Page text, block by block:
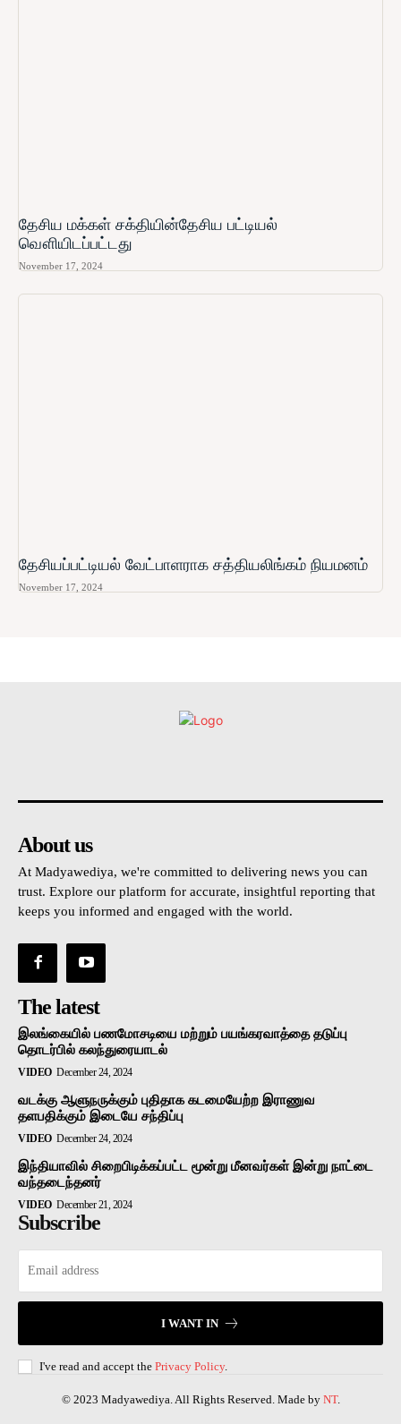
தேசிய மக்கள் சக்தியின்தேசிய பட்டியல்
வௌியிடப்பட்டது
November 17, 2024
தேசியப்பட்டியல் வேட்பாளராக சத்தியலிங்கம் நியமனம்
November 17, 2024
About us
At Madyawediya, we're committed to delivering news you can
trust. Explore our platform for accurate, insightful reporting that
keeps you informed and engaged with the world.
The latest
இலங்கையில் பணமோசடியை மற்றும் பயங்கரவாத்தை தடுப்பு
தொடர்பில் கலந்துரையாடல்
VIDEO December 24, 2024
வடக்கு ஆளுநருக்கும் புதிதாக கடமையேற்ற இராணுவ
தளபதிக்கும் இடையே சந்திப்பு
VIDEO December 24, 2024
இந்தியாவில் சிறைபிடிக்கப்பட்ட மூன்று மீனவர்கள் இன்று நாட்டை
வந்தடைந்தனர்
VIDEO December 21, 2024
Subscribe
I WANT IN
I've read and accept the Privacy Policy.
© 2023 Madyawediya. All Rights Reserved. Made by NT.